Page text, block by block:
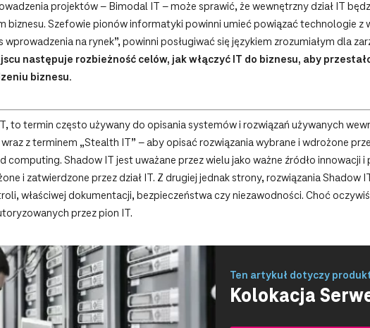
projektów – Bimodal IT – może sprawić, że wewnętrzny dział IT
biznesu. Szefowie pionów informatyki powinni umieć powiązać technologie z
wprowadzenia na rynek”, powinni posługiwać się językiem zrozumiałym dla
następuje rozbieżność celów, jak włączyć IT do biznesu, aby
biznesu.
to termin często używany do opisania systemów i rozwiązań używanych
z terminem „Stealth IT” – aby opisać rozwiązania wybrane i wdrożone
computing. Shadow IT jest uważane przez wielu jako ważne źródło
i zatwierdzone przez dział IT. Z drugiej jednak strony, rozwiązania Shadow
właściwej dokumentacji, bezpieczeństwa czy niezawodności. Choć
przez pion IT.
Ten artykuł dotyczy
Kolokacja